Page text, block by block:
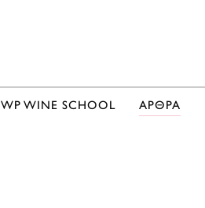
WP WINE SCHOOL ΑΡΘΡΑ